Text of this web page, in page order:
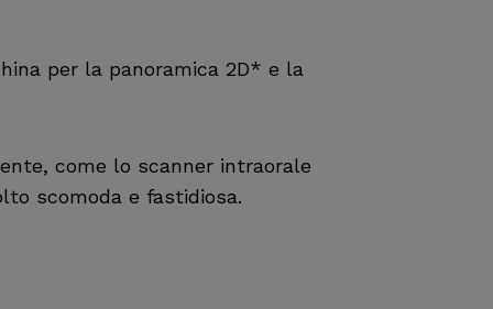
per la panoramica 2D* e la
come lo scanner intraorale
scomoda e fastidiosa.